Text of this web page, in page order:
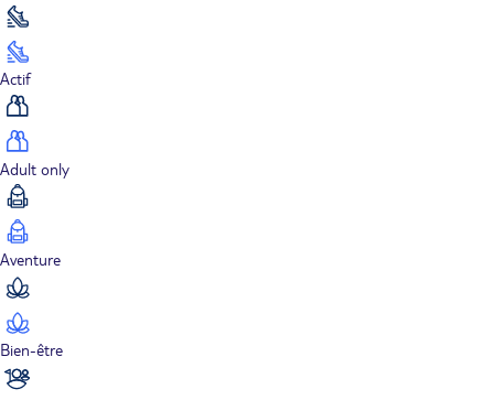
Actif
Adult only
Aventure
Bien-être